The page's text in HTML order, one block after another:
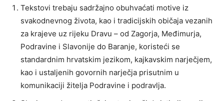
Tekstovi trebaju sadržajno obuhvaćati motive iz
svakodnevnog života, kao i tradicijskih običaja vezanih
za krajeve uz rijeku Dravu – od Zagorja, Međimurja,
Podravine i Slavonije do Baranje, koristeći se
standardnim hrvatskim jezikom, kajkavskim narječjem,
kao i ustaljenih govornih narječja prisutnim u
komunikaciji žitelja Podravine i podravlja.